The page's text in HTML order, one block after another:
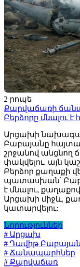
2 րոպե
Քարվաճառի
Բերձորը մնալու
Արցախի
Բաբայանը
շրջանով անցնող
փակվելու. այն
Բերձոր քաղաքի
պատասխան՝
է մնալու,
Արցախի միջև,
կատարվելու:
Նորություններ
# Արցախ
# Դավիթ Բաբայան
# Ճանապարհներ
# Քարվաճառ